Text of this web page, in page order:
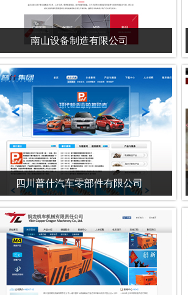
南山设备制造有限公司
四川普什汽车零部件有限公司